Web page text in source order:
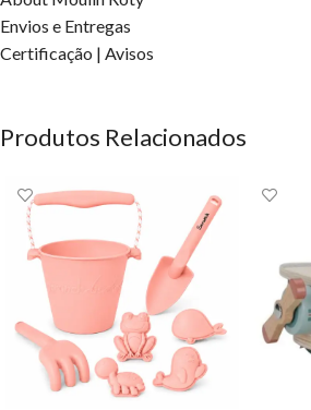
Envios e Entregas
Certificação | Avisos
Produtos Relacionados